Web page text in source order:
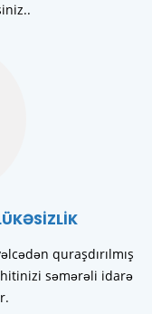
quraşdırılmış
səmərəli idarə